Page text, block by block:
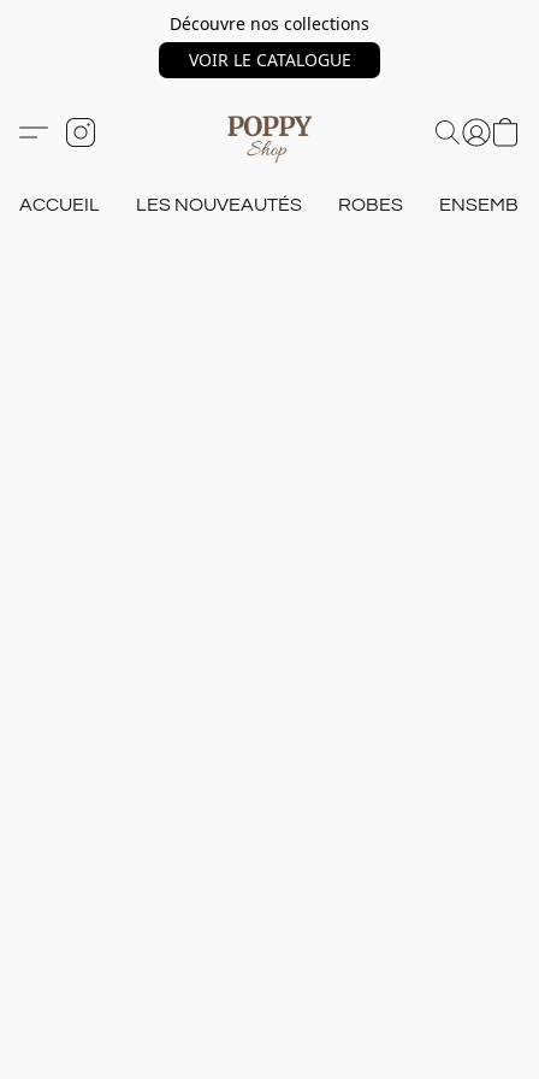
Découvre nos collections
VOIR LE CATALOGUE
ACCUEIL LES NOUVEAUTÉS ROBES